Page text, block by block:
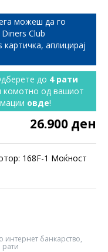
можеш да го
Club
аплицирај
до 4 рати
комотно од вашиот
овде!
26.900 ден
168F-1 Моќност
интернет банкарство,
рати